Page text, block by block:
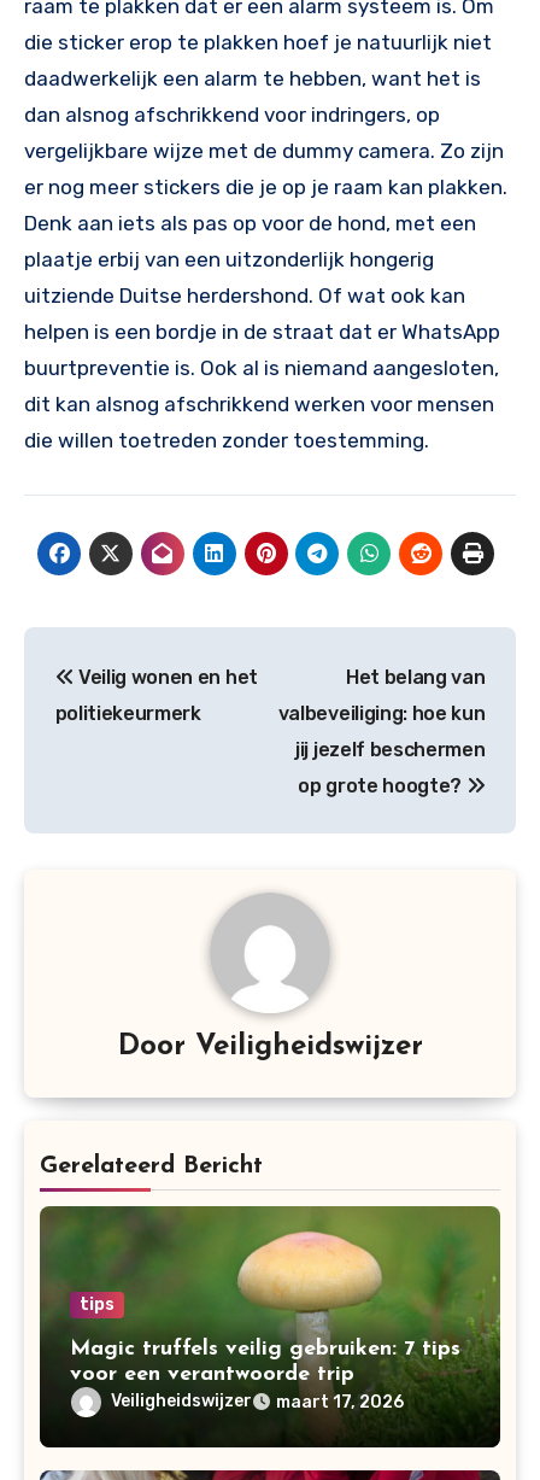
raam te plakken dat er een alarm systeem is. Om
die sticker erop te plakken hoef je natuurlijk niet
daadwerkelijk een alarm te hebben, want het is
dan alsnog afschrikkend voor indringers, op
vergelijkbare wijze met de dummy camera. Zo zijn
er nog meer stickers die je op je raam kan plakken.
Denk aan iets als pas op voor de hond, met een
plaatje erbij van een uitzonderlijk hongerig
uitziende Duitse herdershond. Of wat ook kan
helpen is een bordje in de straat dat er WhatsApp
buurtpreventie is. Ook al is niemand aangesloten,
dit kan alsnog afschrikkend werken voor mensen
die willen toetreden zonder toestemming.
navigatie
Veilig wonen en het
politiekeurmerk
Het belang van
valbeveiliging: hoe kun
jij jezelf beschermen
op grote hoogte?
Door Veiligheidswijzer
Gerelateerd Bericht
tips
Magic truffels veilig gebruiken: 7 tips
voor een verantwoorde trip
Veiligheidswijzer maart 17, 2026